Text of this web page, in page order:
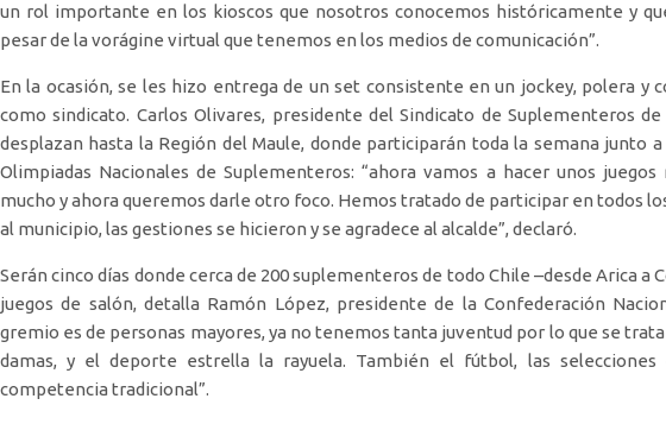
un rol importante en los kioscos que nosotros conocemos históricamente y
pesar de la vorágine virtual que tenemos en los medios de comunicación”.
En la ocasión, se les hizo entrega de un set consistente en un jockey, polera y
como sindicato. Carlos Olivares, presidente del Sindicato de Suplementeros
desplazan hasta la Región del Maule, donde participarán toda la semana junto
Olimpiadas Nacionales de Suplementeros: “ahora vamos a hacer unos
mucho y ahora queremos darle otro foco. Hemos tratado de participar en todos
al municipio, las gestiones se hicieron y se agradece al alcalde”, declaró.
Serán cinco días donde cerca de 200 suplementeros de todo Chile –desde Arica
juegos de salón, detalla Ramón López, presidente de la Confederación
gremio es de personas mayores, ya no tenemos tanta juventud por lo que se
damas, y el deporte estrella la rayuela. También el fútbol, las
competencia tradicional”.